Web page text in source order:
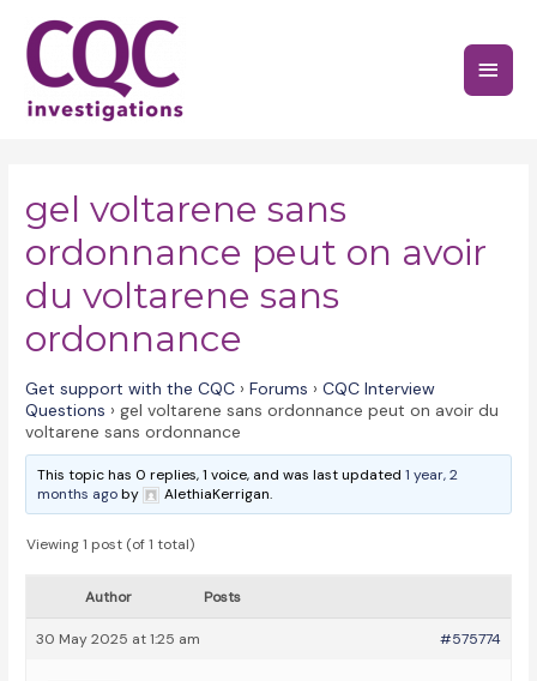
content
Main
gel voltarene sans
ordonnance peut on avoir
du voltarene sans
ordonnance
Get support with the CQC › Forums › CQC Interview
Questions › gel voltarene sans ordonnance peut on avoir du
voltarene sans ordonnance
This topic has 0 replies, 1 voice, and was last updated1 year, 2
months agoby AlethiaKerrigan.
Viewing 1 post (of 1 total)
Author Posts
30 May 2025 at 1:25 am #575774